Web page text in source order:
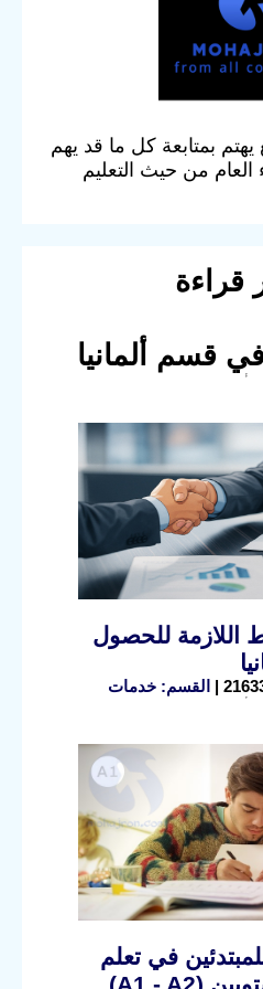
بمتابعة كل ما قد يهم
العام من حيث التعليم
قراءة
في قسم ألمانيا
اللازمة للحصول
القسم: خدمات
في تعلم